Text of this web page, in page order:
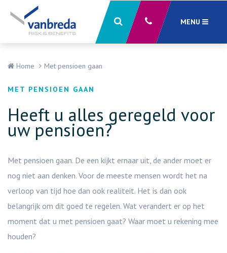
MENU
Home Met pensioen gaan
MET PENSIOEN GAAN
Heeft u alles geregeld voor
uw pensioen?
Met pensioen gaan. De een kijkt ernaar uit, de ander moet er
nog niet aan denken. Voor de meeste mensen wordt het na
verloop van tijd hoe dan ook realiteit. Het is dan ook
belangrijk om dit goed te regelen. Wat verandert er op het
moment dat u met pensioen gaat? Waar moet u rekening mee
houden?